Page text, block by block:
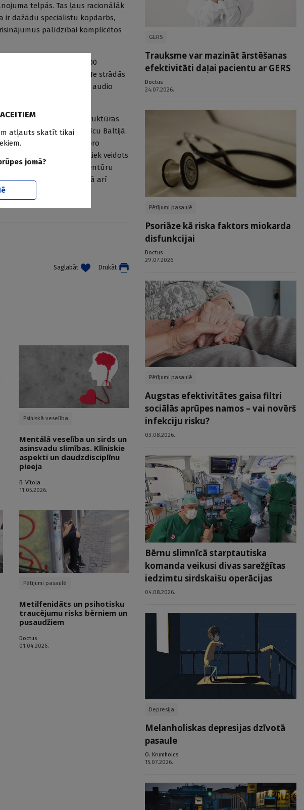
telpās. Tas ļaus racionālāk
dažādu speciālistu kopdarbs,
palīdzībai komplicētos
platība būs aptuveni 4000
desmiti pacienti. Te strādās
- ergoterapeiti, audio
māsas u.t.t.
Bērnu slimnīcas infrastruktūras
modernāko bērnu slimnīcu Baltijā.
būvēts jauns Ambulatoro
un miega centrs, tāpat tiek veidots
vienas pieturas aģentūru
labiekārtošana darbi, kā arī
Saglabāt Drukāt
Psihiskā veselība
Mentālā veselība un sirds un
asinsvadu slimības. Klīniskie
aspekti un daudzdisciplīnu
pieeja
B. Vītola
11.05.2026.
Pētījumi pasaulē
Metilfenidāts un psihotisku
traucējumu risks bērniem un
pusaudžiem
Doctus
01.04.2026.
GERS
Trauksme var mazināt ārstēšanas
efektivitāti daļai pacientu ar GERS
Doctus
24.07.2026.
Pētījumi pasaulē
Psoriāze kā riska faktors miokarda
disfunkcijai
Doctus
29.07.2026.
Pētījumi pasaulē
Augstas efektivitātes gaisa filtri
sociālās aprūpes namos – vai novērš
infekciju risku?
03.08.2026.
Bērnu slimnīcā starptautiska
komanda veikusi divas sarežģītas
iedzimtu sirdskaišu operācijas
04.08.2026.
Depresija
Melanholiskas depresijas dzīvotā
pasaule
O. Krumholcs
15.07.2026.
atļauts skatīt tikai
jomā?